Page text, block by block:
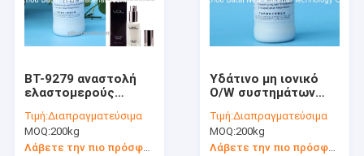
BT-9279 αναστολή
ελαστομερούς
κρέμα
ματιών/Sunscreen
δερμάτων
Τιμή:Διαπραγματεύσιμα
MOQ:200kg
Λάβετε την πιο πρόσφατη τιμή
Υδάτινο μη ιονικό
O/W συστημάτων
υγρό αναστολής
γαλακτώματος
σιλικόνης
Τιμή:Διαπραγματεύσιμα
MOQ:200kg